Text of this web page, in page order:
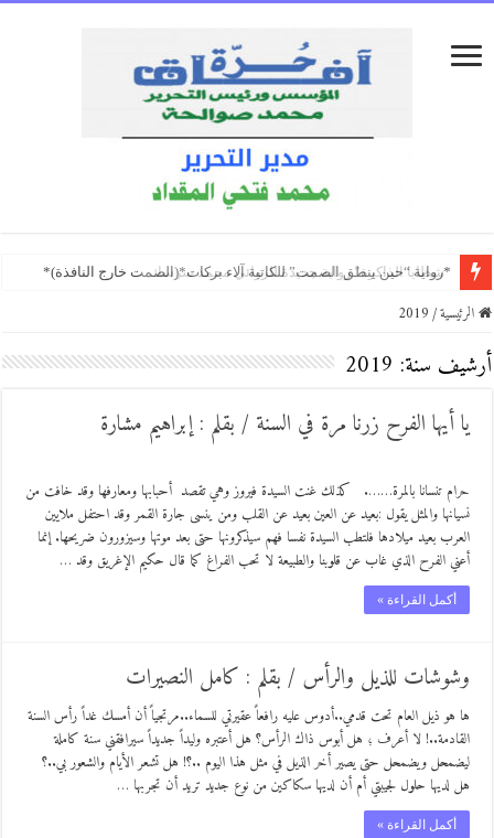
*رواية “حين ينطق الصمت” للكاتبة آلاء بركات*(الصمت خارج النافذة)*
تأويل الصدمات بين شهلا العجيلي وإليف شافاق
ندوة في “شومان” تستذكر العلامة الأردني روكس العزيزي
الرئيسية/
2019
أرشيف سنة: 2019
يا أيها الفرح زرنا مرة في السنة / بقلم : إبراهيم مشارة
حرام تنسانا بالمرة……. كذلك غنت السيدة فيروز وهي تقصد أحبابها ومعارفها وقد خافت من
نسيانها والمثل يقول :بعيد عن العين بعيد عن القلب ومن ينسى جارة القمر وقد احتفل ملايين
العرب بعيد ميلادها فلتطب السيدة نفسا فهم سيذكرونها حتى بعد موتها وسيزورون ضريحها. إنما
أعني الفرح الذي غاب عن قلوبنا والطبيعة لا تحب الفراغ كما قال حكيم الإغريق وقد …
أكمل القراءة »
وشوشات للذيل والرأس / بقلم : كامل النصيرات
ها هو ذيل العام تحت قدمي..أدوس عليه رافعاً عقيرتي للسماء..مرتجياً أن أمسك غداً رأس السنة
القادمة..! لا أعرف ؛ هل أبوس ذاك الرأس؟ هل أعتبره وليداً جديداً سيرافقني سنة كاملة
ليضمحل ويضمحل حتى يصير أخر الذيل في مثل هذا اليوم ..؟! هل تشعر الأيام والشعور بي..؟
هل لديها حلول لجيبتي أم أن لديها سكاكين من نوع جديد تريد أن تجربها …
أكمل القراءة »